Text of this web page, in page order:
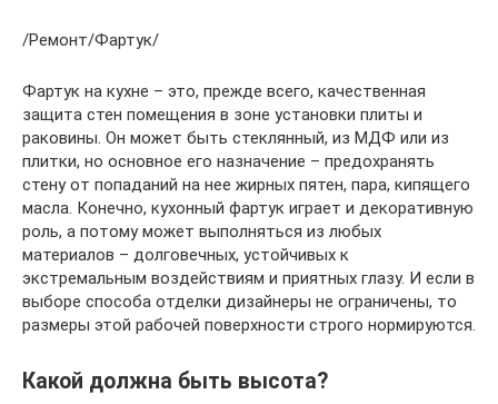
/Ремонт/Фартук/
Фартук на кухне – это, прежде всего, качественная
защита стен помещения в зоне установки плиты и
раковины. Он может быть стеклянный, из МДФ или из
плитки, но основное его назначение – предохранять
стену от попаданий на нее жирных пятен, пара, кипящего
масла. Конечно, кухонный фартук играет и декоративную
роль, а потому может выполняться из любых
материалов – долговечных, устойчивых к
экстремальным воздействиям и приятных глазу. И если в
выборе способа отделки дизайнеры не ограничены, то
размеры этой рабочей поверхности строго нормируются.
Какой должна быть высота?